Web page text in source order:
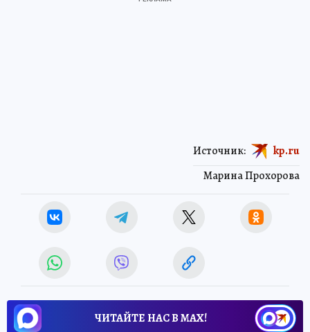
Марина Прохорова
Источник: kp.ru
ЧИТАЙТЕ НАС В МАХ!